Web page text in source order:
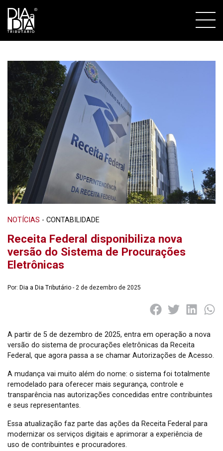
NOTÍCIAS - CONTABILIDADE
Receita Federal disponibiliza nova
versão do Sistema de Procurações
Eletrônicas
Por: Dia a Dia Tributário - 2 de dezembro de 2025
A partir de 5 de dezembro de 2025, entra em operação a nova
versão do sistema de procurações eletrônicas da Receita
Federal, que agora passa a se chamar Autorizações de Acesso.
A mudança vai muito além do nome: o sistema foi totalmente
remodelado para oferecer mais segurança, controle e
transparência nas autorizações concedidas entre contribuintes
e seus representantes.
Essa atualização faz parte das ações da Receita Federal para
modernizar os serviços digitais e aprimorar a experiência de
uso de contribuintes e procuradores.